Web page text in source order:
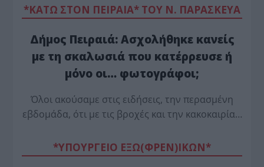
*ΚΑΤΩ ΣΤΟΝ ΠΕΙΡΑΙΑ* ΤΟΥ Ν. ΠΑΡΑΣΚΕΥΑ
Δήμος Πειραιά: Ασχολήθηκε κανείς
με τη σκαλωσιά που κατέρρευσε ή
μόνο οι… φωτογράφοι;
Όλοι ακούσαμε στις ειδήσεις, την περασμένη
εβδομάδα, ότι με τις βροχές και την κακοκαιρία…
*ΥΠΟΥΡΓΕΙΟ ΕΞΩ(ΦΡΕΝ)ΙΚΩΝ*